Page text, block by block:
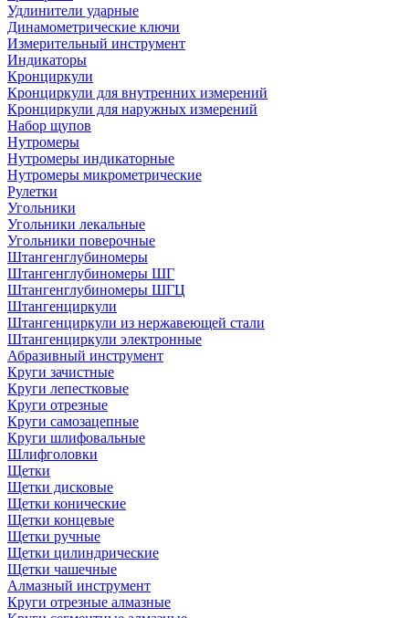
Удлинители ударные
Динамометрические ключи
Измерительный инструмент
Индикаторы
Кронциркули
Кронциркули для внутренних измерений
Кронциркули для наружных измерений
Набор щупов
Нутромеры
Нутромеры индикаторные
Нутромеры микрометрические
Рулетки
Угольники
Угольники лекальные
Угольники поверочные
Штангенглубиномеры
Штангенглубиномеры ШГ
Штангенглубиномеры ШГЦ
Штангенциркули
Штангенциркули из нержавеющей стали
Штангенциркули электронные
Абразивный инструмент
Круги зачистные
Круги лепестковые
Круги отрезные
Круги самозацепные
Круги шлифовальные
Шлифголовки
Щетки
Щетки дисковые
Щетки конические
Щетки концевые
Щетки ручные
Щетки цилиндрические
Щетки чашечные
Алмазный инструмент
Круги отрезные алмазные